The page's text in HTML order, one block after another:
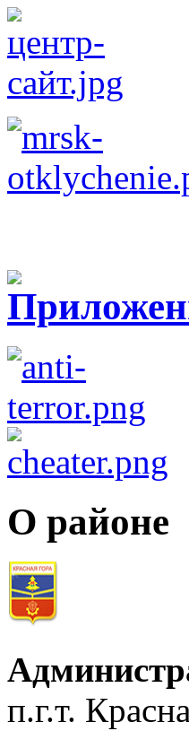
О районе
п.г.т.